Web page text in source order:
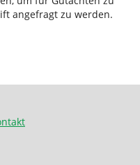
angefragt zu werden.